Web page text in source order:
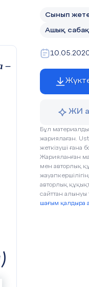
Учащиеся слушают
отвечают на вопросы
–
Сынып
Ашық сабақ
ЖИ
Бұл
жариялаған.
жеткізуші ғана
Жарияланған
мен авторлық
авторлық
сайттан алынуы
шағым қалдыра